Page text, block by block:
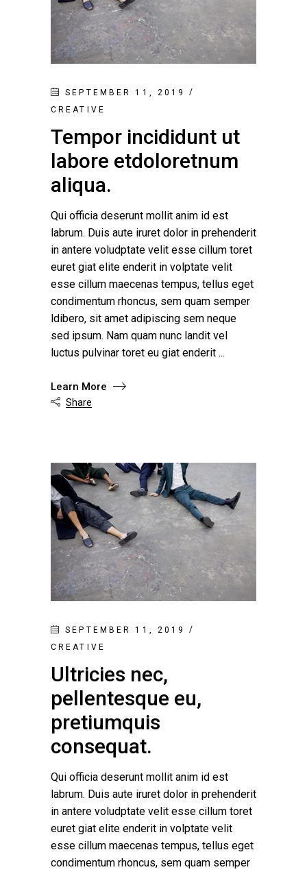
SEPTEMBER 11, 2019
CREATIVE
Tempor incididunt ut
labore etdoloretnum
aliqua.
Qui officia deserunt mollit anim id est
labrum. Duis aute iruret dolor in prehenderit
in antere voludptate velit esse cillum toret
euret giat elite enderit in volptate velit
esse cillum maecenas tempus, tellus eget
condimentum rhoncus, sem quam semper
ldibero, sit amet adipiscing sem neque
sed ipsum. Nam quam nunc landit vel
luctus pulvinar toret eu giat enderit
Learn More
 Share
SEPTEMBER 11, 2019
CREATIVE
Ultricies nec,
pellentesque eu,
pretiumquis
consequat.
Qui officia deserunt mollit anim id est
labrum. Duis aute iruret dolor in prehenderit
in antere voludptate velit esse cillum toret
euret giat elite enderit in volptate velit
esse cillum maecenas tempus, tellus eget
condimentum rhoncus, sem quam semper